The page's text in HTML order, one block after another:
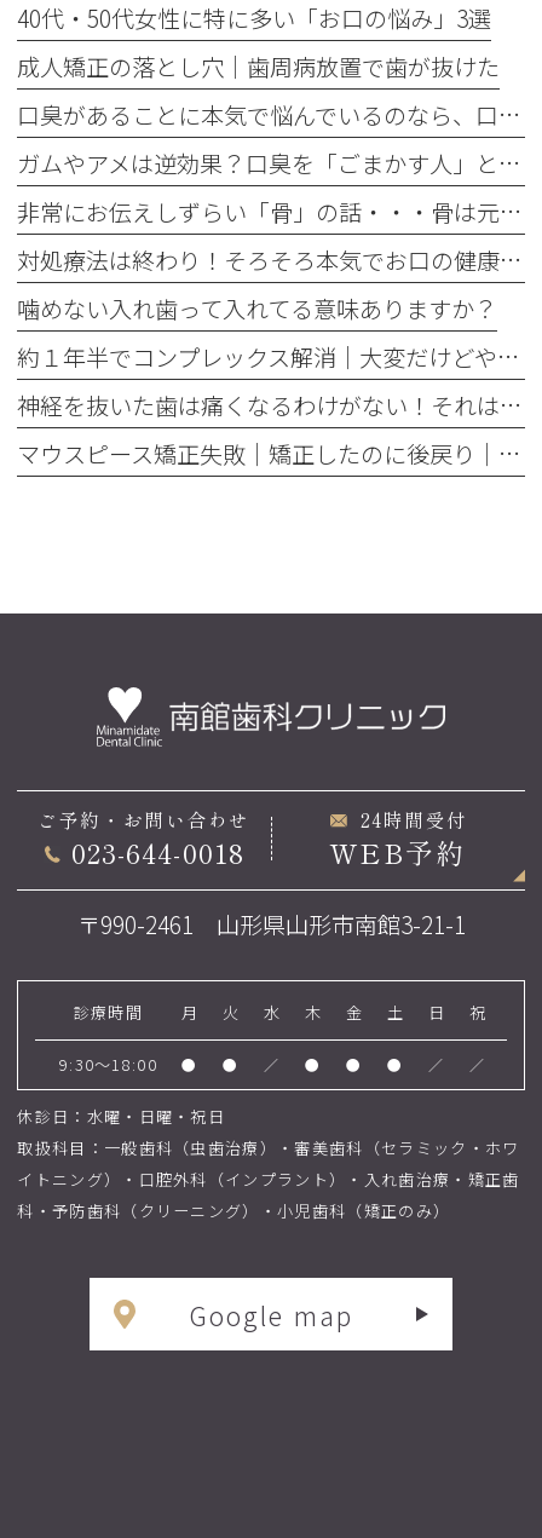
40代・50代女性に特に多い「お口の悩み」3選
成人矯正の落とし穴｜歯周病放置で歯が抜けた
口臭があることに本気で悩んでいるのなら、口臭を本気で治そう
ガムやアメは逆効果？口臭を「ごまかす人」と「治す人」の決定的な違い
非常にお伝えしずらい「骨」の話・・・骨は元には戻せない？
対処療法は終わり！そろそろ本気でお口の健康とは何かを考えませんか
噛めない入れ歯って入れてる意味ありますか？
約１年半でコンプレックス解消｜大変だけどやって良かった歯の矯正治療
神経を抜いた歯は痛くなるわけがない！それは嘘です
マウスピース矯正失敗｜矯正したのに後戻り｜最近よく聞くけどそれってなんで？
ご予約・お問い合わせ
023-644-0018
24時間受付
WEB予約
〒990-2461 山形県山形市南館3-21-1
診療時間 月 火 水 木 金 土 日 祝
9:30～18:00 ● ● ／ ● ● ● ／ ／
休診日：水曜・日曜・祝日
取扱科目：一般歯科（虫歯治療）・審美歯科（セラミック・ホワ
イトニング）・口腔外科（インプラント）・入れ歯治療・矯正歯
科・予防歯科（クリーニング）・小児歯科（矯正のみ）
Google map